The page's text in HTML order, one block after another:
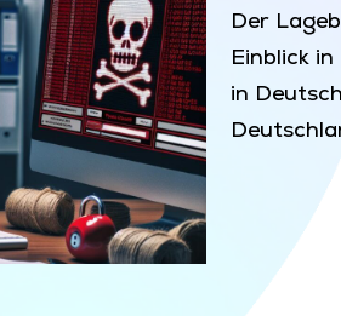
Der
Einblick
in